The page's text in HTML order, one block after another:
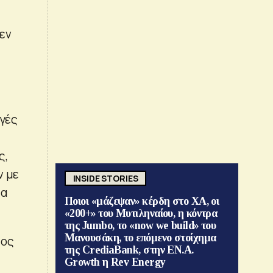
με
INSIDE STORIES
Ποιοι «μάζεψαν» κέρδη στο ΧΑ, οι
«200+» του Μυτιληναίου, η κόντρα
της Jumbo, το «now we build» του
Μανουσάκη, το επόμενο στοίχημα
της CrediaBank, στην ΕΝ.Α.
Growth η Rev Energy